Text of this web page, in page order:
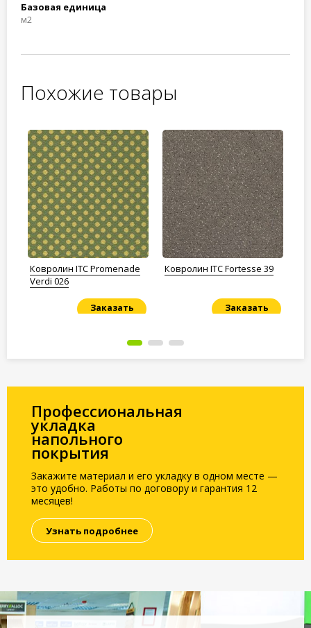
Базовая единица
м2
Похожие товары
Ковролин ITC Promenade
Verdi 026
Заказать
Ковролин ITC Fortesse 39
Заказать
Профессиональная
укладка
напольного
покрытия
Закажите материал и его укладку в одном месте —
это удобно. Работы по договору и гарантия 12
месяцев!
Узнать подробнее